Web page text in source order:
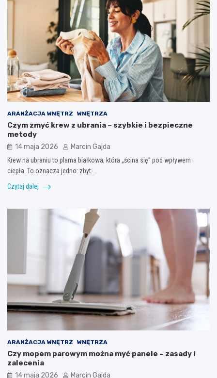
ARANŻACJA WNĘTRZ WNĘTRZA
Czym zmyć krew z ubrania – szybkie i bezpieczne
metody
14 maja 2026 Marcin Gajda
Krew na ubraniu to plama białkowa, która „ścina się” pod wpływem
ciepła. To oznacza jedno: zbyt…
Czytaj dalej
ARANŻACJA WNĘTRZ WNĘTRZA
Czy mopem parowym można myć panele – zasady i
zalecenia
14 maja 2026 Marcin Gajda